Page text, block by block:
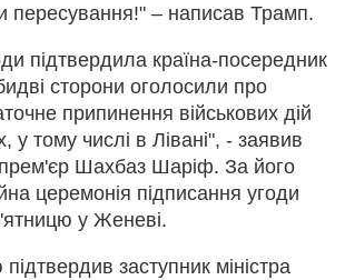
пересування!" – написав Трамп.
підтвердила країна-посередник
сторони оголосили про
припинення військових дій
у тому числі в Лівані", - заявив
прем'єр Шахбаз Шаріф. За його
церемонія підписання угоди
у Женеві.
заступник міністра